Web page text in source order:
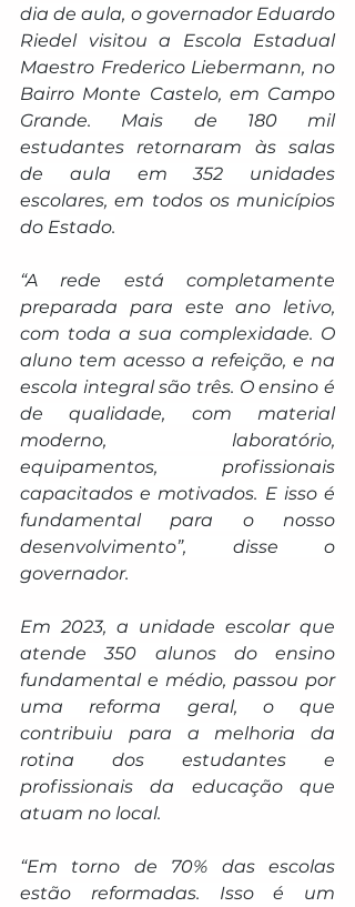
dia de aula, o governador Eduardo
Riedel visitou a Escola Estadual
Maestro Frederico Liebermann, no
Bairro Monte Castelo, em Campo
Grande. Mais de 180 mil
estudantes retornaram às salas
de aula em 352 unidades
escolares, em todos os municípios
do Estado.
“A rede está completamente
preparada para este ano letivo,
com toda a sua complexidade. O
aluno tem acesso a refeição, e na
escola integral são três. O ensino é
de qualidade, com material
moderno, laboratório,
equipamentos, profissionais
capacitados e motivados. E isso é
fundamental para o nosso
desenvolvimento”, disse o
governador.
Em 2023, a unidade escolar que
atende 350 alunos do ensino
fundamental e médio, passou por
uma reforma geral, o que
contribuiu para a melhoria da
rotina dos estudantes e
profissionais da educação que
atuam no local.
“Em torno de 70% das escolas
estão reformadas. Isso é um